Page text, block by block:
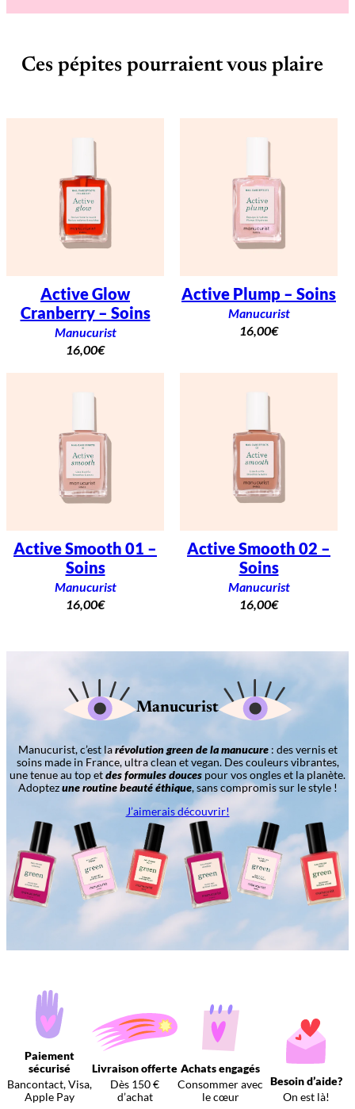
Ces pépites pourraient vous plaire
Active Glow
Cranberry – Soins
Manucurist
16,00€
Active Plump – Soins
Manucurist
16,00€
Active Smooth 01 –
Soins
Manucurist
16,00€
Active Smooth 02 –
Soins
Manucurist
16,00€
Manucurist
Manucurist, c’est larévolution green de la manucure: des vernis et
soins made in France, ultra clean et vegan. Des couleurs vibrantes,
une tenue au top etdes formules douces pour vos ongles et la planète.
Adoptezune routine beauté éthique, sans compromis sur le style !
J’aimerais découvrir!
Paiement
sécurisé
Bancontact, Visa,
Apple Pay
Livraison offerte
Dès 150 €
d’achat
Achats engagés
Consommer avec
le cœur
Besoin d’aide?
On est là!